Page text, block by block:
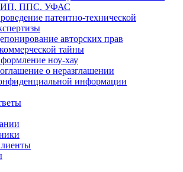
ППС. УФАС
патентно-технической
авторских прав
тайны
ноу-хау
о неразглашении
информации